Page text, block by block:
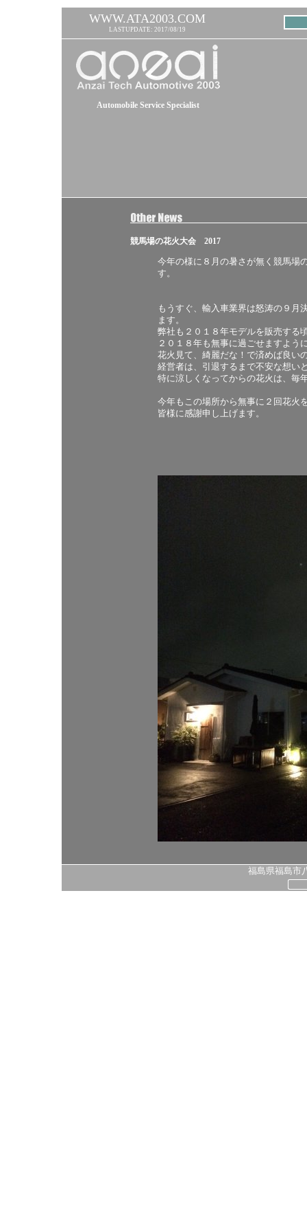
WWW.ATA2003.COM
LASTUPDATE: 2017/08/19
Automobile Service Specialist
競馬場の花火大会 2017
今年の様に８月の暑さが無く競馬場
す。
もうすぐ、輸入車業界は怒涛の９月
ます。
弊社も２０１８年モデルを販売する
２０１８年も無事に過ごせますよう
花火見て、綺麗だな！で済めば良い
経営者は、引退するまで不安な想い
特に涼しくなってからの花火は、毎
今年もこの場所から無事に２回花火
皆様に感謝申し上げます。
福島県福島市